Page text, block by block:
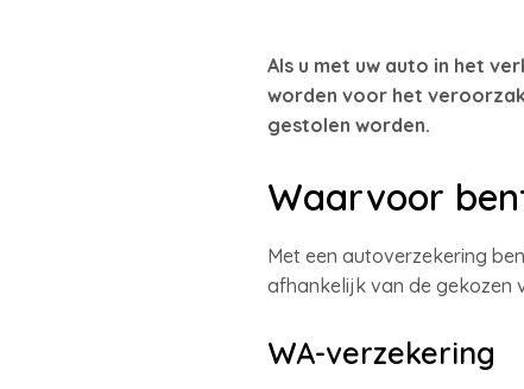
Als u met uw auto in het
worden voor het
gestolen worden.
Waarvoor
Met een autoverzekering
afhankelijk van de gekozen
WA-verzekering